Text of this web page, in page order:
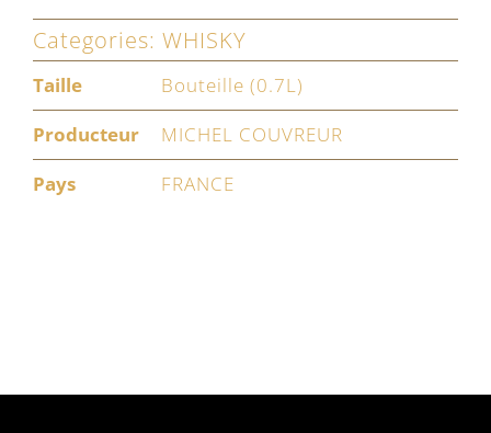
Unique
Categories: WHISKY
Taille
Bouteille (0.7L)
Producteur
MICHEL COUVREUR
Pays
FRANCE